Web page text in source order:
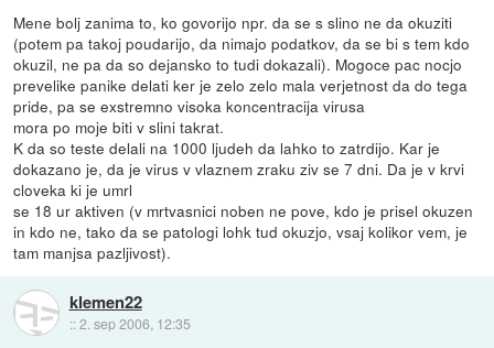
Mene bolj zanima to, ko govorijo npr. da se s slino ne da okuziti
(potem pa takoj poudarijo, da nimajo podatkov, da se bi s tem kdo
okuzil, ne pa da so dejansko to tudi dokazali). Mogoce pac nocjo
prevelike panike delati ker je zelo zelo mala verjetnost da do tega
pride, pa se exstremno visoka koncentracija virusa
mora po moje biti v slini takrat.
K da so teste delali na 1000 ljudeh da lahko to zatrdijo. Kar je
dokazano je, da je virus v vlaznem zraku ziv se 7 dni. Da je v krvi
cloveka ki je umrl
se 18 ur aktiven (v mrtvasnici noben ne pove, kdo je prisel okuzen
in kdo ne, tako da se patologi lohk tud okuzjo, vsaj kolikor vem, je
tam manjsa pazljivost).
klemen22
::2. sep 2006, 12:35